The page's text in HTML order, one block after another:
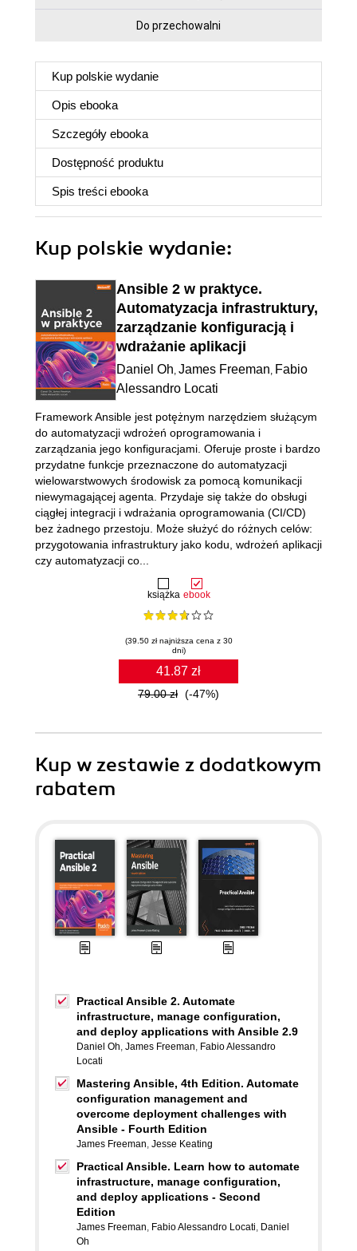
Do przechowalni
Kup polskie wydanie
Opis ebooka
Szczegóły ebooka
Dostępność produktu
Spis treści ebooka
Kup polskie wydanie:
Ansible 2 w praktyce.
Automatyzacja infrastruktury,
zarządzanie konfiguracją i
wdrażanie aplikacji
Daniel Oh, James Freeman, Fabio
Alessandro Locati
książka ebook
(39.50 zł najniższa cena z 30
dni)
41.87 zł
79.00 zł (-47%)
Framework Ansible jest potężnym narzędziem służącym
do automatyzacji wdrożeń oprogramowania i
zarządzania jego konfiguracjami. Oferuje proste i bardzo
przydatne funkcje przeznaczone do automatyzacji
wielowarstwowych środowisk za pomocą komunikacji
niewymagającej agenta. Przydaje się także do obsługi
ciągłej integracji i wdrażania oprogramowania (CI/CD)
bez żadnego przestoju. Może służyć do różnych celów:
przygotowania infrastruktury jako kodu, wdrożeń aplikacji
czy automatyzacji co...
Kup w zestawie z dodatkowym
rabatem
Practical Ansible 2. Automate
infrastructure, manage configuration,
and deploy applications with Ansible 2.9
Daniel Oh, James Freeman, Fabio Alessandro
Locati
Mastering Ansible, 4th Edition. Automate
configuration management and
overcome deployment challenges with
Ansible - Fourth Edition
James Freeman, Jesse Keating
Practical Ansible. Learn how to automate
infrastructure, manage configuration,
and deploy applications - Second
Edition
James Freeman, Fabio Alessandro Locati, Daniel
Oh